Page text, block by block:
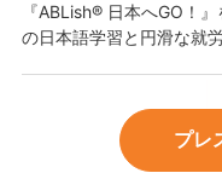
『ABLish® 日本へGO！
の日本語学習と円滑な就
プレ